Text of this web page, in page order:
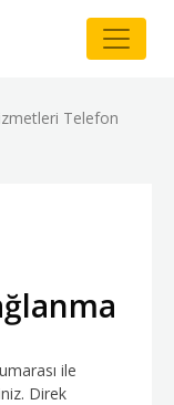
Telefon
ile
Direk